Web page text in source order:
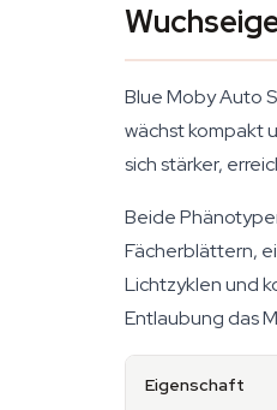
Blue Moby Auto
wächst kompakt
sich stärker,
Beide
Fächerblättern,
Lichtzyklen und
Entlaubung das
Eigenschaft